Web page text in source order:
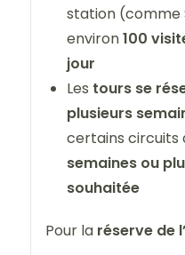
station
environ100
jour
Les tours se
plusieurs
certains
semaines ou
souhaitée
Pour la réserve de